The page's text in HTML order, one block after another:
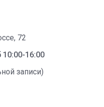
72
10:00-16:00
записи)